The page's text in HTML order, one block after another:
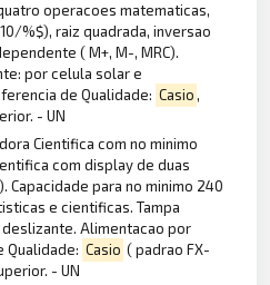
operacoes matematicas,
%$), raiz quadrada, inversao
( M+, M-, MRC).
por celula solar e
de Qualidade: Casio,
- UN
Cientifica com no minimo
com display de duas
Capacidade para no minimo 240
e cientificas. Tampa
Alimentacao por
Qualidade: Casio ( padrao FX-
- UN